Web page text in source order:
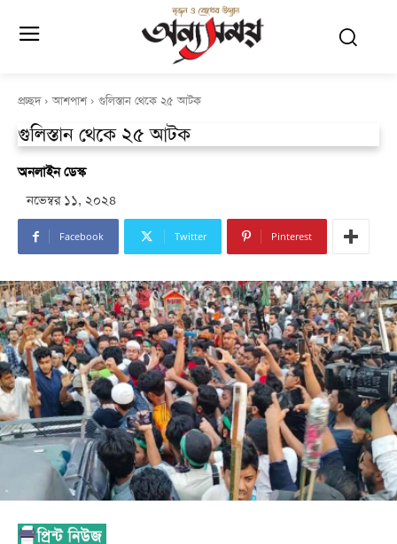
প্রচ্ছদ আশপাশ গুলিস্তান থেকে ২৫ আটক
গুলিস্তান থেকে ২৫ আটক
অনলাইন ডেস্ক
নভেম্বর ১১, ২০২৪
Facebook Twitter Pinterest